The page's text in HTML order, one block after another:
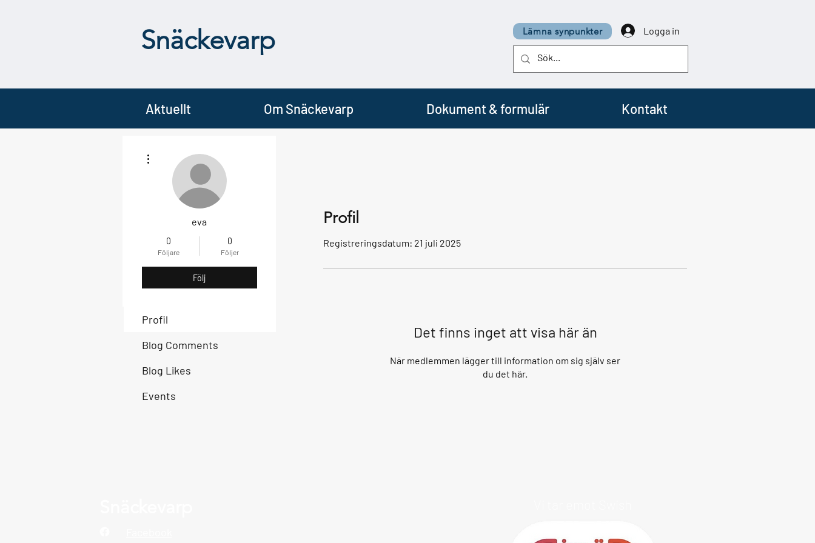
Snäckevarp Logga in
Lämna synpunkter
Aktuellt Om Snäckevarp Dokument & formulär Kontakt
Profil
Registreringsdatum: 21 juli 2025
Det finns inget att visa här än
När medlemmen lägger till information om sig själv ser
du det här.
eva
0
Följare
0
Följer
Följ
Profil
Blog Comments
Blog Likes
Events